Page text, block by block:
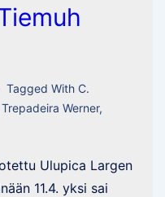
Tagged With C.
Trepadeira Werner,
Ulupica Largen
11.4. yksi sai